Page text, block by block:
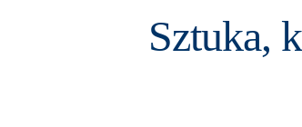
Sztuka,